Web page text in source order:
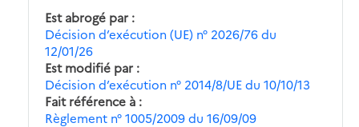
Est abrogé par
Décision d’exécution (UE) n° 2026/76 du
12/01/26
Est modifié par
Décision d’exécution n° 2014/8/UE du 10/10/13
Fait référence à
Règlement n° 1005/2009 du 16/09/09